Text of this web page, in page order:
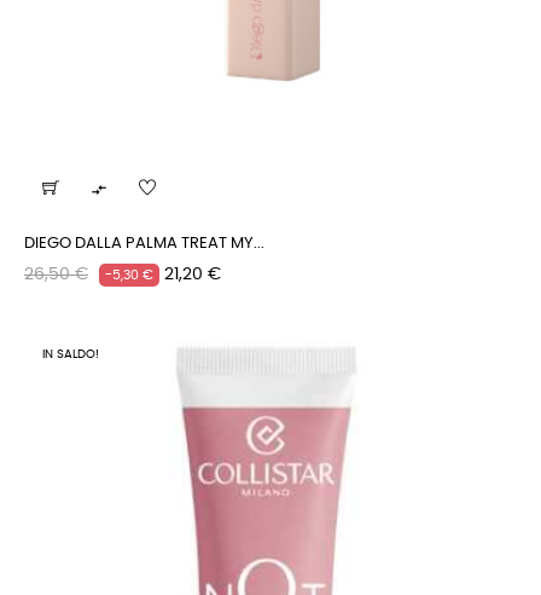

DIEGO DALLA PALMA TREAT MY...
Prezzo
26,50 € -5,30 € Prezzo
21,20 €
IN SALDO!